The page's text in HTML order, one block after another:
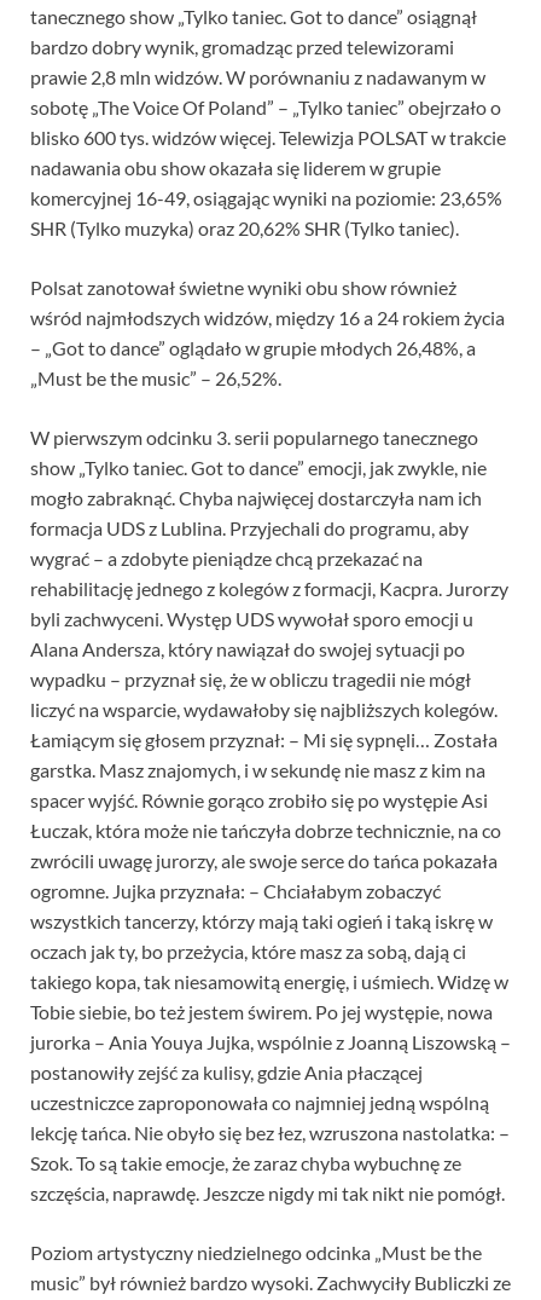
tanecznego show „Tylko taniec. Got to dance” osiągnął
bardzo dobry wynik, gromadząc przed telewizorami
prawie 2,8 mln widzów. W porównaniu z nadawanym w
sobotę „The Voice Of Poland” – „Tylko taniec” obejrzało o
blisko 600 tys. widzów więcej. Telewizja POLSAT w trakcie
nadawania obu show okazała się liderem w grupie
komercyjnej 16-49, osiągając wyniki na poziomie: 23,65%
SHR (Tylko muzyka) oraz 20,62% SHR (Tylko taniec).
Polsat zanotował świetne wyniki obu show również
wśród najmłodszych widzów, między 16 a 24 rokiem życia
– „Got to dance” oglądało w grupie młodych 26,48%, a
„Must be the music” – 26,52%.
W pierwszym odcinku 3. serii popularnego tanecznego
show „Tylko taniec. Got to dance” emocji, jak zwykle, nie
mogło zabraknąć. Chyba najwięcej dostarczyła nam ich
formacja UDS z Lublina. Przyjechali do programu, aby
wygrać – a zdobyte pieniądze chcą przekazać na
rehabilitację jednego z kolegów z formacji, Kacpra. Jurorzy
byli zachwyceni. Występ UDS wywołał sporo emocji u
Alana Andersza, który nawiązał do swojej sytuacji po
wypadku – przyznał się, że w obliczu tragedii nie mógł
liczyć na wsparcie, wydawałoby się najbliższych kolegów.
Łamiącym się głosem przyznał: – Mi się sypnęli… Została
garstka. Masz znajomych, i w sekundę nie masz z kim na
spacer wyjść. Równie gorąco zrobiło się po występie Asi
Łuczak, która może nie tańczyła dobrze technicznie, na co
zwrócili uwagę jurorzy, ale swoje serce do tańca pokazała
ogromne. Jujka przyznała: – Chciałabym zobaczyć
wszystkich tancerzy, którzy mają taki ogień i taką iskrę w
oczach jak ty, bo przeżycia, które masz za sobą, dają ci
takiego kopa, tak niesamowitą energię, i uśmiech. Widzę w
Tobie siebie, bo też jestem świrem. Po jej występie, nowa
jurorka – Ania Youya Jujka, wspólnie z Joanną Liszowską –
postanowiły zejść za kulisy, gdzie Ania płaczącej
uczestniczce zaproponowała co najmniej jedną wspólną
lekcję tańca. Nie obyło się bez łez, wzruszona nastolatka: –
Szok. To są takie emocje, że zaraz chyba wybuchnę ze
szczęścia, naprawdę. Jeszcze nigdy mi tak nikt nie pomógł.
Poziom artystyczny niedzielnego odcinka „Must be the
music” był również bardzo wysoki. Zachwyciły Bubliczki ze